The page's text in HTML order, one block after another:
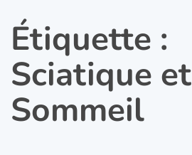
Étiquette :
Sciatique et
Sommeil